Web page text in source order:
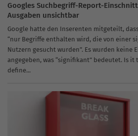
Googles Suchbegriff-Report-
Ausgaben unsichtbar
Google hatte den Inserenten mitgeteilt,
“nur Begriffe enthalten wird, die von einer
Nutzern gesucht wurden”. Es wurden keine
angegeben, was “signifikant” bedeutet. Is
define...